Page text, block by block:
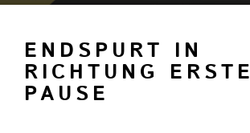
ENDSPURT IN
RICHTUNG ERSTE
PAUSE